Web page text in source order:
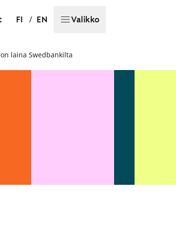
FI / EN Valikko
laina Swedbankilta